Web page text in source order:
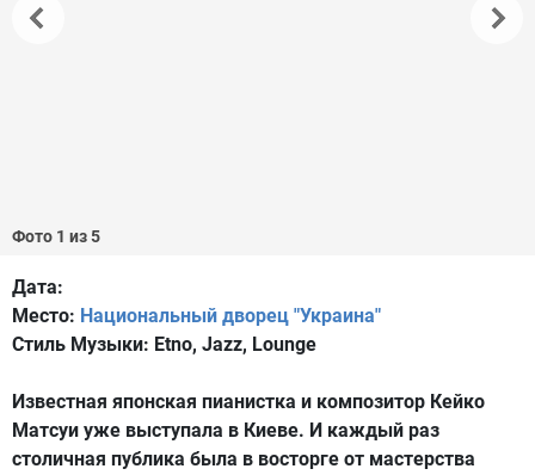
Фото 1 из 5
Дата:
Место: Национальный дворец "Украина"
Стиль Музыки: Etno, Jazz, Lounge
Известная японская пианистка и композитор Кейко
Матсуи уже выступала в Киеве. И каждый раз
столичная публика была в восторге от мастерства